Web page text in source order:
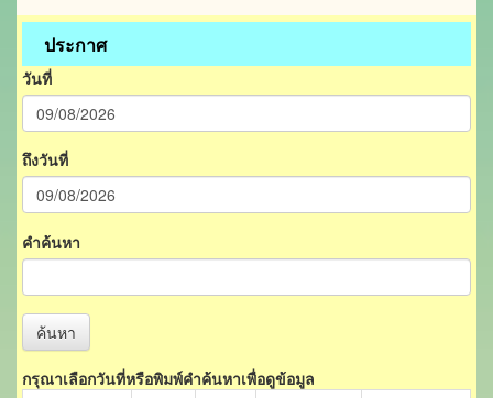
ประกาศ
วันที่
ถึงวันที่
คำค้นหา
ค้นหา
กรุณาเลือกวันที่หรือพิมพ์คำค้นหาเพื่อดูข้อมูล